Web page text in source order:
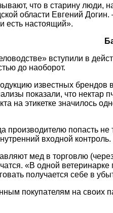
что в старину люди,
области Евгений
есть настоящий».
вступили в
до наоборот.
известных
показали, что нектар
на этикетке
производителю попасть
входной
мед в торговлю
«В одной
получается себе в
покупателям на своих